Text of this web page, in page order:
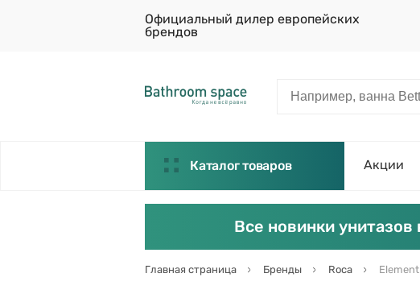
Официальный дилер европейских
брендов
Каталог товаров Акции
Все новинки
Главная страница Бренды Roca Element